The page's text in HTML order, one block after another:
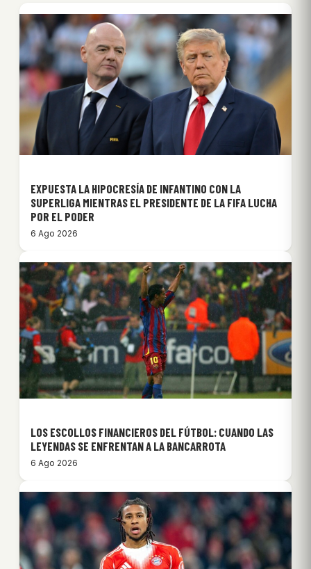
EXPUESTA LA HIPOCRESÍA DE INFANTINO CON LA
SUPERLIGA MIENTRAS EL PRESIDENTE DE LA FIFA LUCHA
POR EL PODER
6 Ago 2026
LOS ESCOLLOS FINANCIEROS DEL FÚTBOL: CUANDO LAS
LEYENDAS SE ENFRENTAN A LA BANCARROTA
6 Ago 2026